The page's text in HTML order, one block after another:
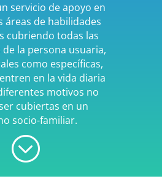
servicio de apoyo en
áreas de habilidades
cubriendo todas las
de la persona usuaria,
como específicas,
en la vida diaria
motivos no
cubiertas en un
socio-familiar.
;